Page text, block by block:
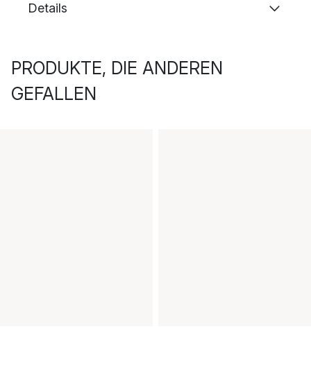
Details
PRODUKTE, DIE ANDEREN
GEFALLEN